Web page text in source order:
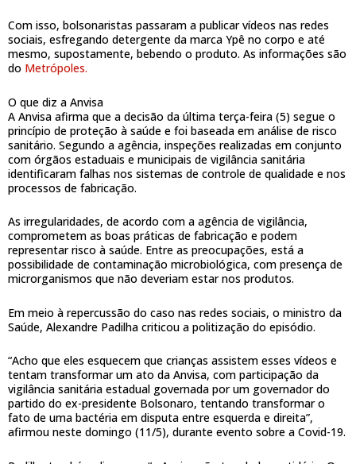
Com isso, bolsonaristas passaram a publicar vídeos nas redes
sociais, esfregando detergente da marca Ypê no corpo e até
mesmo, supostamente, bebendo o produto. As informações são
do Metrópoles.
O que diz a Anvisa
A Anvisa afirma que a decisão da última terça-feira (5) segue o
princípio de proteção à saúde e foi baseada em análise de risco
sanitário. Segundo a agência, inspeções realizadas em conjunto
com órgãos estaduais e municipais de vigilância sanitária
identificaram falhas nos sistemas de controle de qualidade e nos
processos de fabricação.
As irregularidades, de acordo com a agência de vigilância,
comprometem as boas práticas de fabricação e podem
representar risco à saúde. Entre as preocupações, está a
possibilidade de contaminação microbiológica, com presença de
microrganismos que não deveriam estar nos produtos.
Em meio à repercussão do caso nas redes sociais, o ministro da
Saúde, Alexandre Padilha criticou a politização do episódio.
“Acho que eles esquecem que crianças assistem esses vídeos e
tentam transformar um ato da Anvisa, com participação da
vigilância sanitária estadual governada por um governador do
partido do ex-presidente Bolsonaro, tentando transformar o
fato de uma bactéria em disputa entre esquerda e direita”,
afirmou neste domingo (11/5), durante evento sobre a Covid-19.